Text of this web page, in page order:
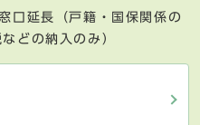
口延長（戸籍・国保関係の
どの納入のみ）